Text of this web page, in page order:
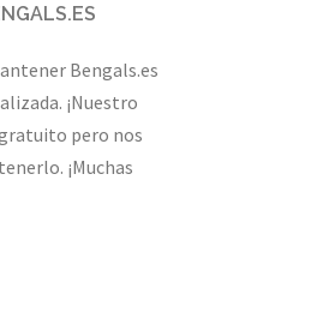
Bengals.es
¡Nuestro
pero nos
¡Muchas